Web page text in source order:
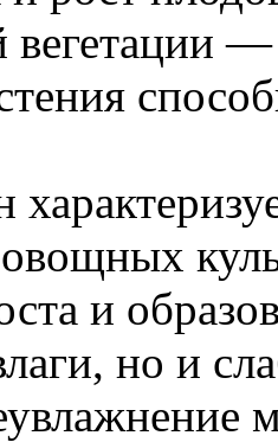
вегетации
и
но и